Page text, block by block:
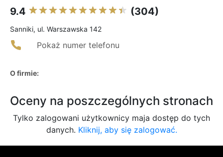
9.4 (304)
Sanniki, ul. Warszawska 142
Pokaż numer telefonu
O firmie:
Oceny na poszczególnych stronach
Tylko zalogowani użytkownicy maja dostęp do tych
danych. Kliknij, aby się zalogować.